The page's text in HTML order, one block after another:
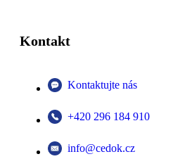
Kontakt
Kontaktujte nás
+420 296 184 910
info@cedok.cz